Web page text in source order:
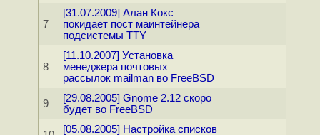
7
[31.07.2009] Алан Кокс
покидает пост маинтейнера
подсистемы TTY
8
[11.10.2007] Установка
менеджера почтовых
рассылок mailman во FreeBSD
9
[29.08.2005] Gnome 2.12 скоро
будет во FreeBSD
[05.08.2005] Настройка списков